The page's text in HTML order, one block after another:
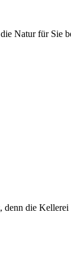
Natur für Sie
die